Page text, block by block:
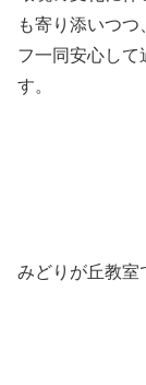
も寄り添いつ
フ一同安心して
す。
みどりが丘教